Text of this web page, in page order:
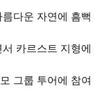
다운 자연에 흠뻑
카르스트 지형에
그룹 투어에 참여